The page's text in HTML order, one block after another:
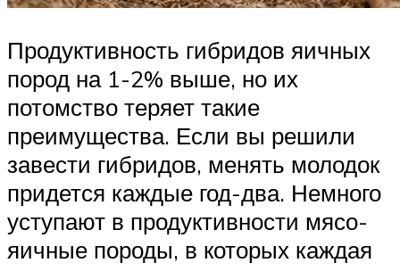
Продуктивность гибридов яичных
пород на 1-2% выше, но их
потомство теряет такие
преимущества. Если вы решили
завести гибридов, менять молодок
придется каждые год-два. Немного
уступают в продуктивности мясо-
яичные породы, в которых каждая